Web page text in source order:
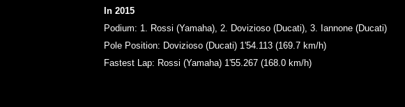
In 2015
Podium: 1. Rossi (Yamaha), 2. Dovizioso (Ducati), 3. Iannone (Ducati)
Pole Position: Dovizioso (Ducati) 1'54.113 (169.7 km/h)
Fastest Lap: Rossi (Yamaha) 1'55.267 (168.0 km/h)